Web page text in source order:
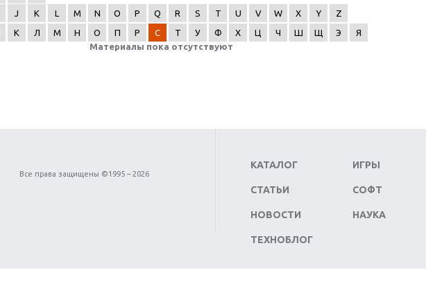
J K L M N O P Q R S T U V W X Y
Z
К Л М Н О П Р С Т У Ф Х Ц Ч Ш Щ Э
Я
Материалы пока отсутствуют
Все права защищены ©1995 – 2026
КАТАЛОГ
СТАТЬИ
НОВОСТИ
ТЕХНОБЛОГ
ИГРЫ
СОФТ
НАУКА